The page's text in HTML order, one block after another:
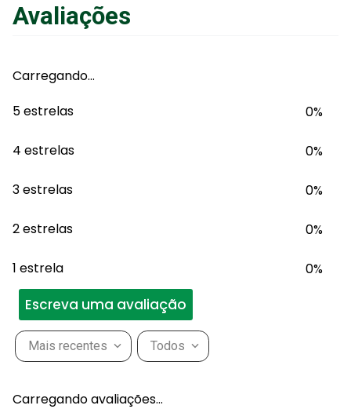
Avaliações
Carregando…
5 estrelas
0%
4 estrelas 0%
3 estrelas 0%
2 estrelas 0%
1 estrela 0%
Escreva uma avaliação
Mais recentes Todos
Carregando avaliações…